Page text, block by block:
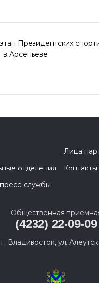
Президентских
в Арсеньеве
Лица
отделения
службы
Общественная
(4232) 22-09-09
г. Владивосток, ул.